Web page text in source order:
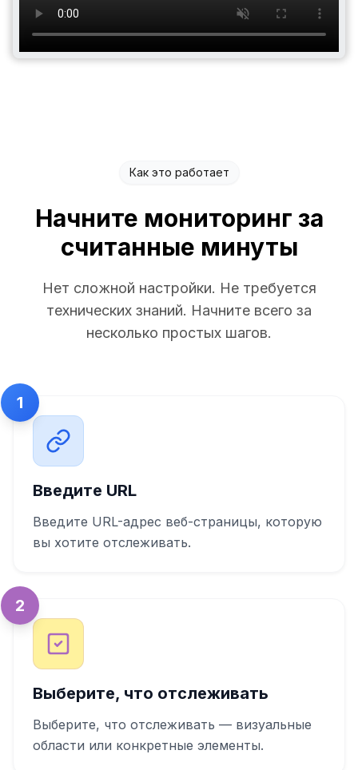
Как это работает
Начните мониторинг за
считанные минуты
Нет сложной настройки. Не требуется
технических знаний. Начните всего за
несколько простых шагов.
1
Введите URL
Введите URL-адрес веб-страницы, которую
вы хотите отслеживать.
2
Выберите, что отслеживать
Выберите, что отслеживать — визуальные
области или конкретные элементы.